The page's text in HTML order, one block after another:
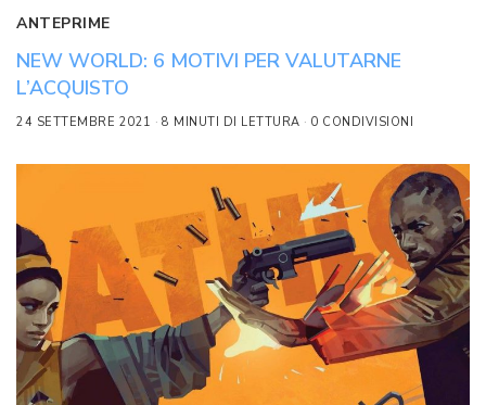
ANTEPRIME
NEW WORLD: 6 MOTIVI PER VALUTARNE
L’ACQUISTO
24 SETTEMBRE 2021 8 MINUTI DI LETTURA 0 CONDIVISIONI